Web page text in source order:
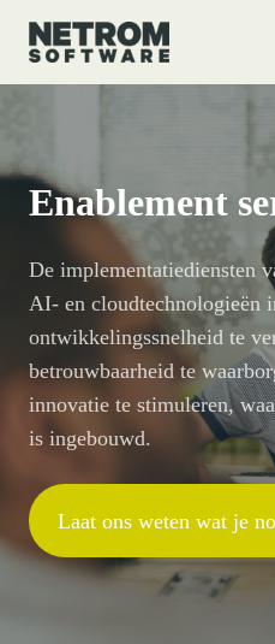
Enablement
De implementatiediensten
AI- en cloudtechnologieën
ontwikkelingssnelheid te
betrouwbaarheid te
innovatie te stimuleren,
is ingebouwd.
Laat ons weten wat je